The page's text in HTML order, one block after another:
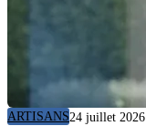
ARTISANS24 juillet 2026